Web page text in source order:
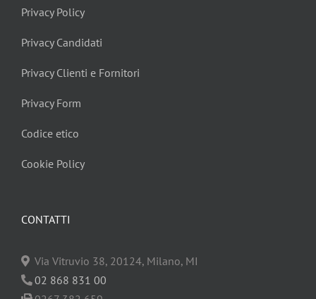
CONTATTI
Via Vitruvio 38, 20124, Milano, MI
02 868 831 00
Privacy Policy
Privacy Candidati
Privacy Clienti e Fornitori
Privacy Form
Codice etico
Cookie Policy